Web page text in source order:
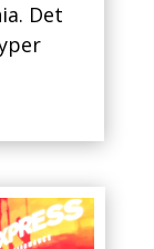
Det